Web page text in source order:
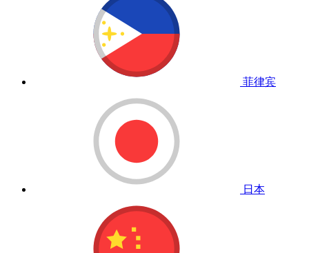
菲律宾
日本